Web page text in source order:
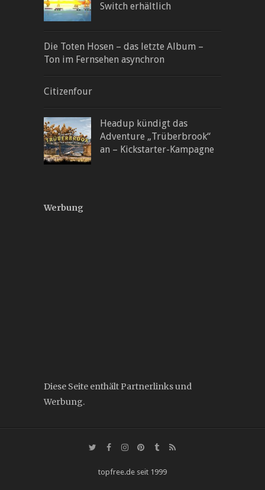
Switch erhältlich
Die Toten Hosen – das letzte Album –
Ton im Fernsehen asynchron
Citizenfour
Headup kündigt das
Adventure „Trüberbrook“
an – Kickstarter-Kampagne
Werbung
Diese Seite enthält Partnerlinks und
Werbung.
topfree.de seit 1999